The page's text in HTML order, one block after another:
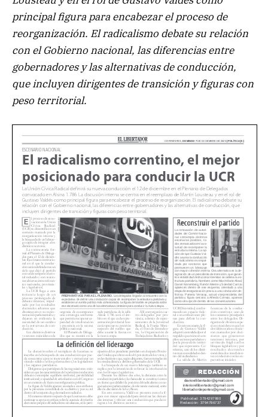
principal figura para encabezar el proceso de
reorganización. El radicalismo debate su relación
con el Gobierno nacional, las diferencias entre
gobernadores y las alternativas de conducción,
que incluyen dirigentes de transición y figuras con
peso territorial.